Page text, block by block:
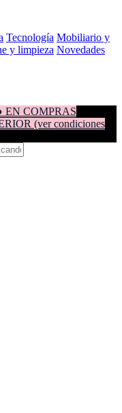
Tecnología Mobiliario y
y limpieza Novedades
EN COMPRAS
(ver condiciones